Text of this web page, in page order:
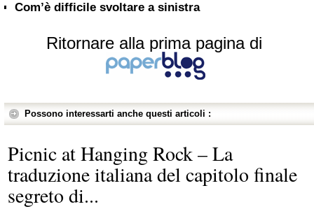
Com’è difficile svoltare a sinistra
Ritornare alla prima pagina di
Possono interessarti anche questi articoli :
Picnic at Hanging Rock – La
traduzione italiana del capitolo finale
segreto di...